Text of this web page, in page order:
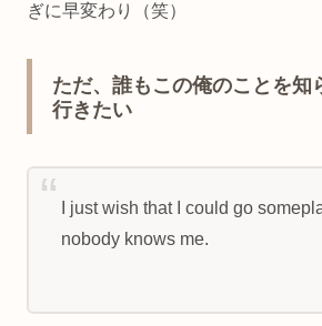
ぎに早変わり（笑）
ただ、誰もこの俺のことを知
行きたい
I just wish that I could go
nobody knows me.